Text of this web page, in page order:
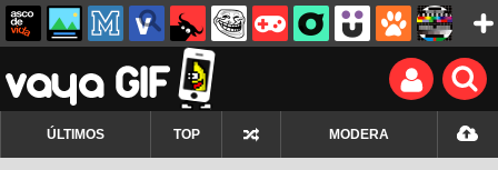
ÚLTIMOS TOP MODERA